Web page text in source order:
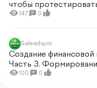
чтобы
147 0
Saleadspro
Создание
Часть 3.
100 0